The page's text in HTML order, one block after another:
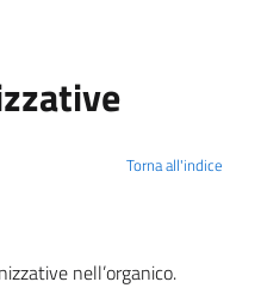
Torna all'indice
nell’organico.